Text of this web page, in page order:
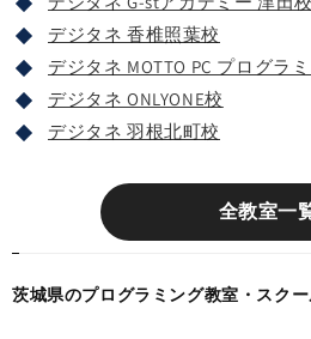
デジタネ 香椎照葉校
デジタネ MOTTO PC プログラ
デジタネ ONLYONE校
デジタネ 羽根北町校
全教室一
茨城県のプログラミング教室・スク